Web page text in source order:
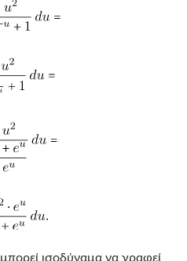
μπορεί ισοδύναμα να γραφεί